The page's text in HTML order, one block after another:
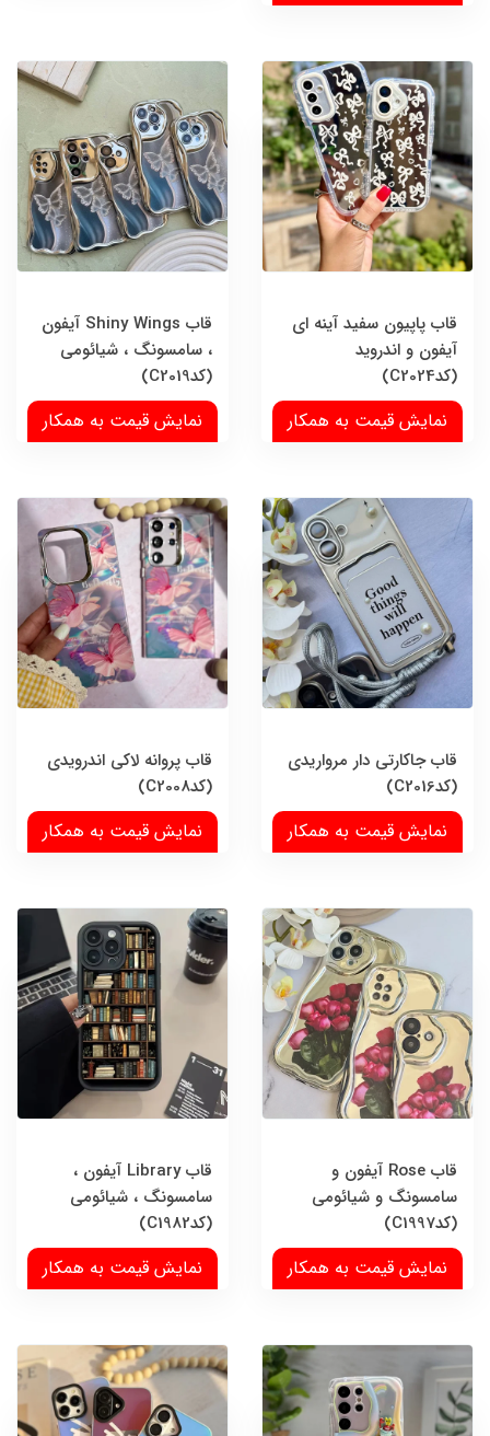
قاب پاپیون سفید آینه ای
آیفون و اندروید
(کدC2024)
نمایش قیمت به همکار
قاب Shiny Wings آیفون
، سامسونگ ، شیائومی
(کدC2019)
نمایش قیمت به همکار
قاب جاکارتی دار مرواریدی
(کدC2016)
نمایش قیمت به همکار
قاب پروانه لاکی اندرویدی
(کدC2008)
نمایش قیمت به همکار
قاب Rose آیفون و
سامسونگ و شیائومی
(کدC1997)
نمایش قیمت به همکار
قاب Library آیفون ،
سامسونگ ، شیائومی
(کدC1982)
نمایش قیمت به همکار